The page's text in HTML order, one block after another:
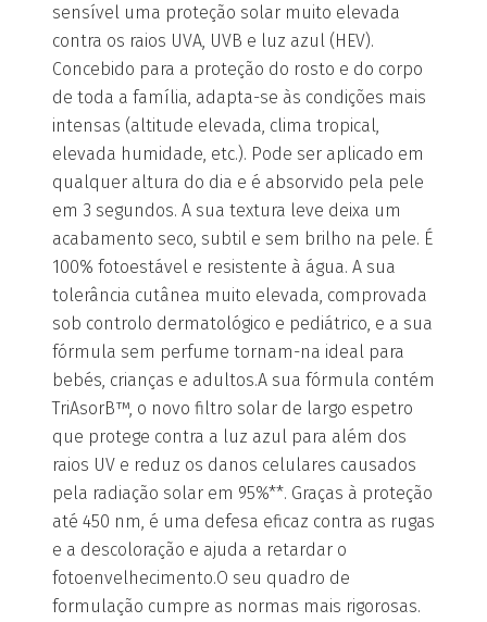
sensível uma proteção solar muito elevada
contra os raios UVA, UVB e luz azul (HEV).
Concebido para a proteção do rosto e do corpo
de toda a família, adapta-se às condições mais
intensas (altitude elevada, clima tropical,
elevada humidade, etc.). Pode ser aplicado em
qualquer altura do dia e é absorvido pela pele
em 3 segundos. A sua textura leve deixa um
acabamento seco, subtil e sem brilho na pele. É
100% fotoestável e resistente à água. A sua
tolerância cutânea muito elevada, comprovada
sob controlo dermatológico e pediátrico, e a sua
fórmula sem perfume tornam-na ideal para
bebés, crianças e adultos.A sua fórmula contém
TriAsorB™, o novo filtro solar de largo espetro
que protege contra a luz azul para além dos
raios UV e reduz os danos celulares causados
pela radiação solar em 95%**. Graças à proteção
até 450 nm, é uma defesa eficaz contra as rugas
e a descoloração e ajuda a retardar o
fotoenvelhecimento.O seu quadro de
formulação cumpre as normas mais rigorosas.